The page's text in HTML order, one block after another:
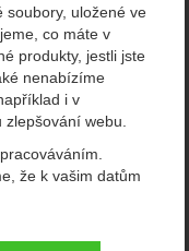
soubory, uložené ve
co máte v
produkty, jestli jste
nenabízíme
i v
webu.
že k vašim datům